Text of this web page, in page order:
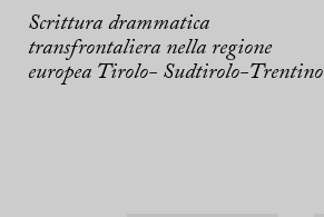
Scrittura drammatica
transfrontaliera nella regione
europea Tirolo- Sudtirolo-Trentino